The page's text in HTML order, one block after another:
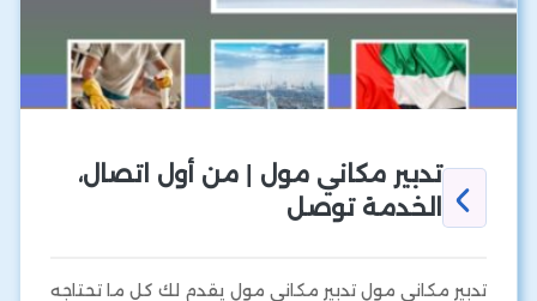
تدبير مكاني مول | من أول اتصال،
الخدمة توصل
تدبير مكاني مول تدبير مكاني مول يقدم لك كل ما تحتاجه